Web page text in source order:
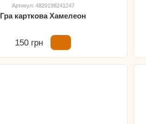
Артикул: 4820198241247
Гра карткова Хамелеон
150 грн